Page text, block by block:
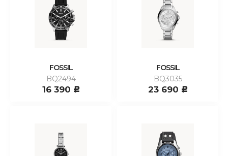
FOSSIL
BQ2494
16 390 c
FOSSIL
BQ3035
23 690 c